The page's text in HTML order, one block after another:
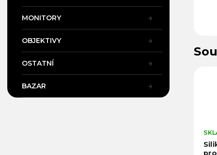
MONITORY
OBJEKTIVY
OSTATNÍ
BAZAR